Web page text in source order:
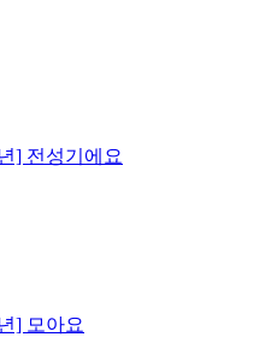
] 전성기에요
] 모아요